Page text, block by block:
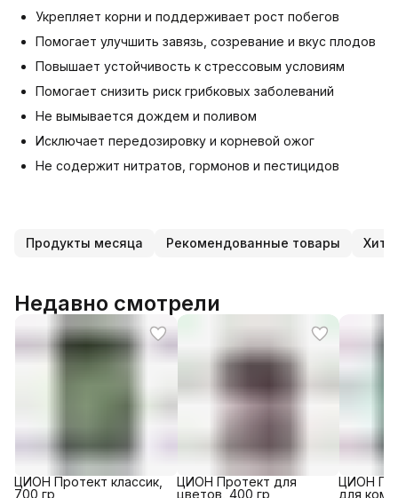
Укрепляет корни и поддерживает рост побегов
Помогает улучшить завязь, созревание и вкус плодов
Повышает устойчивость к стрессовым условиям
Помогает снизить риск грибковых заболеваний
Не вымывается дождем и поливом
Исключает передозировку и корневой ожог
Не содержит нитратов, гормонов и пестицидов
Продукты месяца Рекомендованные товары
Недавно смотрели
ЦИОН Протект классик,
700 гр
ЦИОН Протект для
цветов, 400 гр
ЦИОН
для